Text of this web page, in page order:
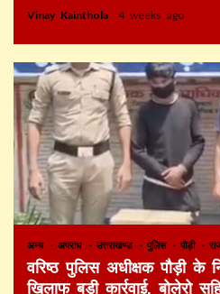
Vinay Kainthola 4 weeks ago
अन्य अपराध उत्तराखण्ड पुलिस पौड़ी
वरिष्ठ पुलिस अधीक्षक पौड़ी के
खिलाफ बड़ी कार्रवाई, बोलेरो